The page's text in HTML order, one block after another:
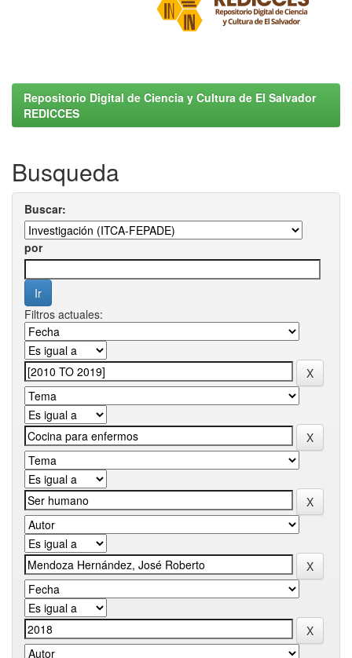
Repositorio Digital de Ciencia y Cultura de El Salvador
REDICCES
Busqueda
Buscar:
por
Filtros actuales: